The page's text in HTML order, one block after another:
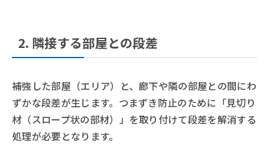
2. 隣接する部屋との段差
補強した部屋（エリア）と、廊下や隣の部屋との間にわ
ずかな段差が生じます。つまずき防止のために「見切り
材（スロープ状の部材）」を取り付けて段差を解消する
処理が必要となります。